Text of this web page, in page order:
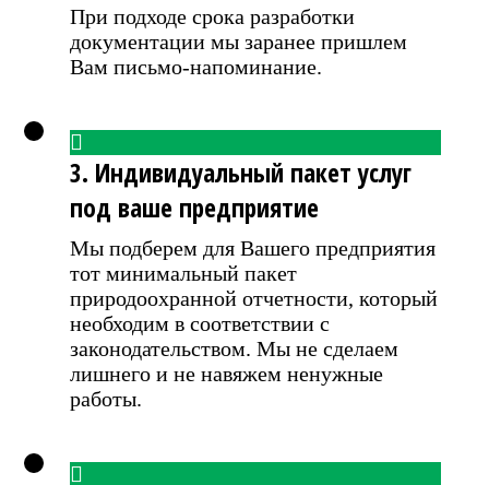
При подходе срока разработки
документации мы заранее пришлем
Вам письмо-напоминание.
3. Индивидуальный пакет услуг
под ваше предприятие
Мы подберем для Вашего предприятия
тот минимальный пакет
природоохранной отчетности, который
необходим в соответствии с
законодательством. Мы не сделаем
лишнего и не навяжем ненужные
работы.